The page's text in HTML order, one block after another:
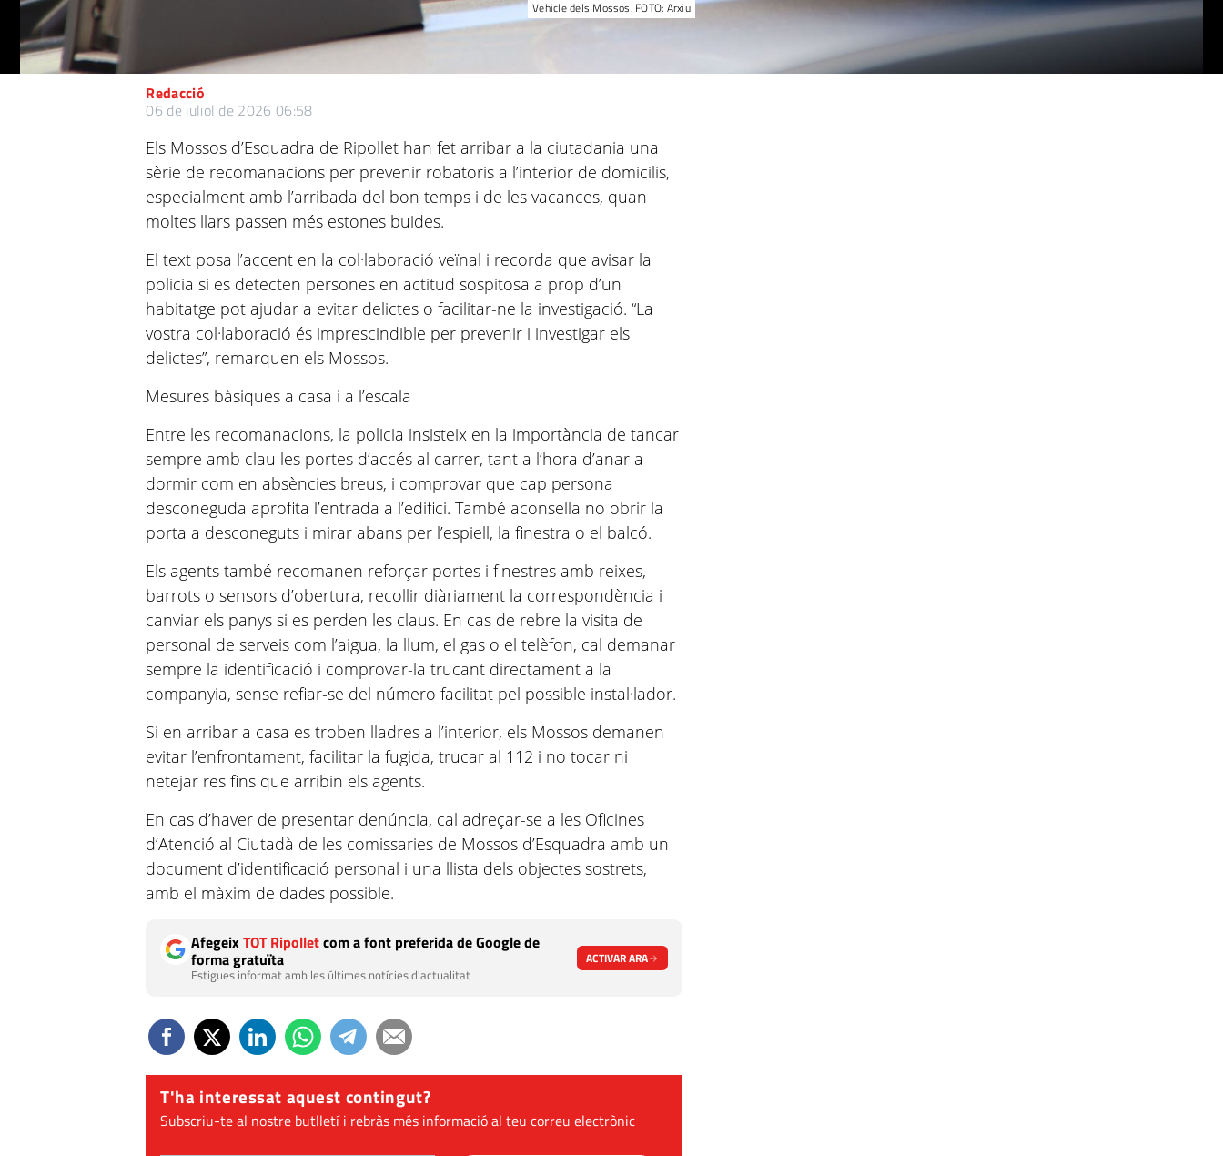
Vehicle dels Mossos. FOTO: Arxiu
Redacció
06 de juliol de 2026 06:58
Els Mossos d’Esquadra de Ripollet han fet arribar a la ciutadania una
sèrie de recomanacions per prevenir robatoris a l’interior de domicilis,
especialment amb l’arribada del bon temps i de les vacances, quan
moltes llars passen més estones buides.
El text posa l’accent en la col·laboració veïnal i recorda que avisar la
policia si es detecten persones en actitud sospitosa a prop d’un
habitatge pot ajudar a evitar delictes o facilitar-ne la investigació. “La
vostra col·laboració és imprescindible per prevenir i investigar els
delictes”, remarquen els Mossos.
Mesures bàsiques a casa i a l’escala
Entre les recomanacions, la policia insisteix en la importància de tancar
sempre amb clau les portes d’accés al carrer, tant a l’hora d’anar a
dormir com en absències breus, i comprovar que cap persona
desconeguda aprofita l’entrada a l’edifici. També aconsella no obrir la
porta a desconeguts i mirar abans per l’espiell, la finestra o el balcó.
Els agents també recomanen reforçar portes i finestres amb reixes,
barrots o sensors d’obertura, recollir diàriament la correspondència i
canviar els panys si es perden les claus. En cas de rebre la visita de
personal de serveis com l’aigua, la llum, el gas o el telèfon, cal demanar
sempre la identificació i comprovar-la trucant directament a la
companyia, sense refiar-se del número facilitat pel possible instal·lador.
Si en arribar a casa es troben lladres a l’interior, els Mossos demanen
evitar l’enfrontament, facilitar la fugida, trucar al 112 i no tocar ni
netejar res fins que arribin els agents.
En cas d’haver de presentar denúncia, cal adreçar-se a les Oficines
d’Atenció al Ciutadà de les comissaries de Mossos d’Esquadra amb un
document d’identificació personal i una llista dels objectes sostrets,
amb el màxim de dades possible.
AfegeixTOT Ripolletcom a font preferida de Google de
forma gratuïta
Estigues informat amb les últimes notícies d'actualitat
ACTIVAR ARA
T'ha interessat aquest contingut?
Subscriu-te al nostre butlletí i rebràs més informació al teu correu electrònic